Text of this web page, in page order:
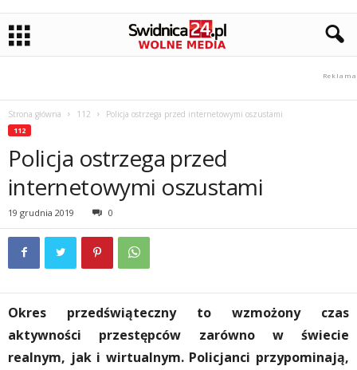
Strona główna 112 Policja ostrzega przed internetowymi oszustami
112
Policja ostrzega przed
internetowymi oszustami
19 grudnia 2019 0
Okres przedświąteczny to wzmożony czas
aktywności przestępców zarówno w świecie
realnym, jak i wirtualnym. Policjanci przypominają,